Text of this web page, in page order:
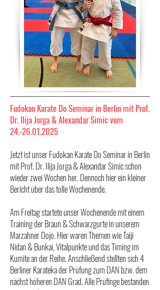
Fudokan Karate Do Seminar in Berlin mit Prof.
Dr. Ilija Jorga & Alexandar Simic vom
24.-26.01.2025
Jetzt ist unser Fudokan Karate Do Seminar in Berlin
mit Prof. Dr. Ilija Jorga & Alexandar Simic schon
wieder zwei Wochen her. Dennoch hier ein kleiner
Bericht über das tolle Wochenende.
Am Freitag startete unser Wochenende mit einem
Training der Braun & Schwarzgurte in unserem
Marzahner Dojo. Hier waren Themen wie Taiji
Nidan & Bunkai, Vitalpunkte und das Timing im
Kumite an der Reihe. Anschließend stellten sich 4
Berliner Karateka der Prüfung zum DAN bzw. dem
nächst höheren DAN Grad. Alle Prüfinge bestanden